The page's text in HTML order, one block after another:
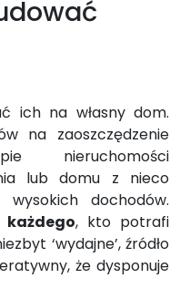
ich na własny dom.
na zaoszczędzenie
nieruchomości
lub domu z nieco
dochodów.
, kto potrafi
‘wydajne’, źródło
że dysponuje